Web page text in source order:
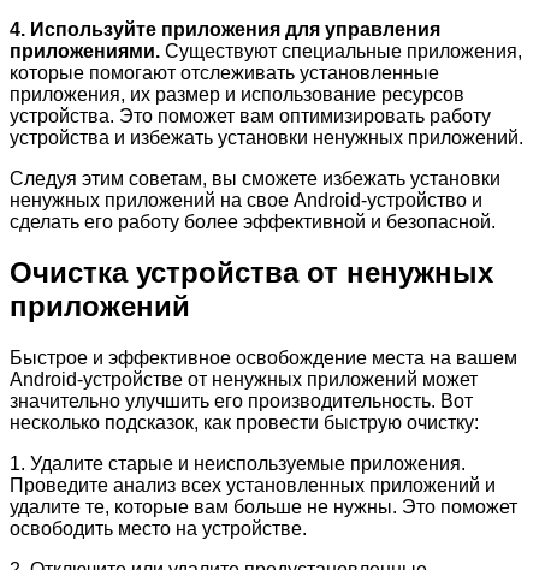
4. Используйте приложения для управления
приложениями. Существуют специальные приложения,
которые помогают отслеживать установленные
приложения, их размер и использование ресурсов
устройства. Это поможет вам оптимизировать работу
устройства и избежать установки ненужных приложений.
Следуя этим советам, вы сможете избежать установки
ненужных приложений на свое Android-устройство и
сделать его работу более эффективной и безопасной.
Очистка устройства от ненужных
приложений
Быстрое и эффективное освобождение места на вашем
Android-устройстве от ненужных приложений может
значительно улучшить его производительность. Вот
несколько подсказок, как провести быструю очистку:
1. Удалите старые и неиспользуемые приложения.
Проведите анализ всех установленных приложений и
удалите те, которые вам больше не нужны. Это поможет
освободить место на устройстве.